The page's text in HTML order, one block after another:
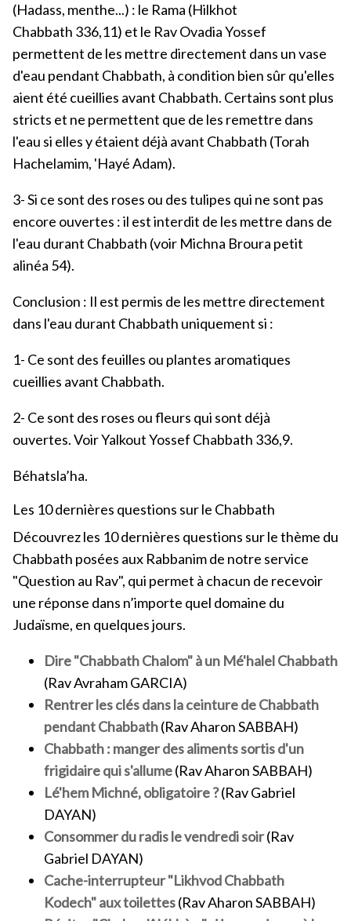
(Hadass, menthe...) : le Rama (Hilkhot
Chabbath 336,11) et le Rav Ovadia Yossef
permettent de les mettre directement dans un vase
d'eau pendant Chabbath, à condition bien sûr qu'elles
aient été cueillies avant Chabbath. Certains sont plus
stricts et ne permettent que de les remettre dans
l'eau si elles y étaient déjà avant Chabbath (Torah
Hachelamim, 'Hayé Adam).
3- Si ce sont des roses ou des tulipes qui ne sont pas
encore ouvertes : il est interdit de les mettre dans de
l'eau durant Chabbath (voir Michna Broura petit
alinéa 54).
Conclusion : Il est permis de les mettre directement
dans l'eau durant Chabbath uniquement si :
1- Ce sont des feuilles ou plantes aromatiques
cueillies avant Chabbath.
2- Ce sont des roses ou fleurs qui sont déjà
ouvertes. Voir Yalkout Yossef Chabbath 336,9.
Béhatsla’ha.
Les 10 dernières questions sur le Chabbath
Découvrez les 10 dernières questions sur le thème du
Chabbath posées aux Rabbanim de notre service
"Question au Rav", qui permet à chacun de recevoir
une réponse dans n’importe quel domaine du
Judaïsme, en quelques jours.
Dire "Chabbath Chalom" à un Mé'halel Chabbath
(Rav Avraham GARCIA)
Rentrer les clés dans la ceinture de Chabbath
pendant Chabbath(Rav Aharon SABBAH)
Chabbath : manger des aliments sortis d'un
frigidaire qui s'allume(Rav Aharon SABBAH)
Lé'hem Michné, obligatoire ?(Rav Gabriel
DAYAN)
Consommer du radis le vendredi soir(Rav
Gabriel DAYAN)
Cache-interrupteur "Likhvod Chabbath
Kodech" aux toilettes(Rav Aharon SABBAH)